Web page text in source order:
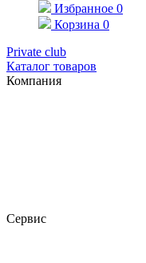
Избранное 0
Корзина 0
Private club
Каталог товаров
Компания
Сервис